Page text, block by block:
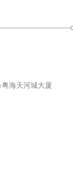
海天河城大厦